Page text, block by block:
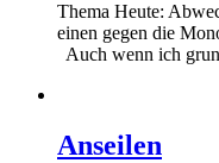
Thema Heute:
einen gegen die
Auch wenn ich
Anseilen